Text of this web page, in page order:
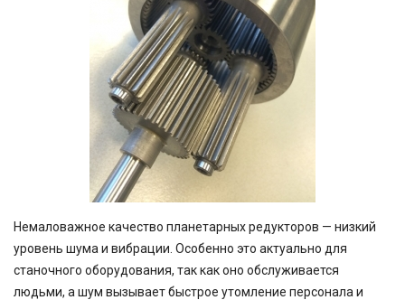
Немаловажное качество планетарных редукторов — низкий
уровень шума и вибрации. Особенно это актуально для
станочного оборудования, так как оно обслуживается
людьми, а шум вызывает быстрое утомление персонала и